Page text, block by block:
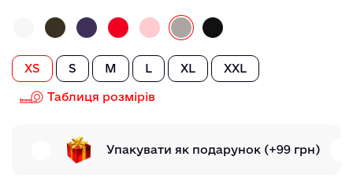
XS S M L XL XXL
Таблиця розмірів
Упакувати як подарунок (+99 грн)